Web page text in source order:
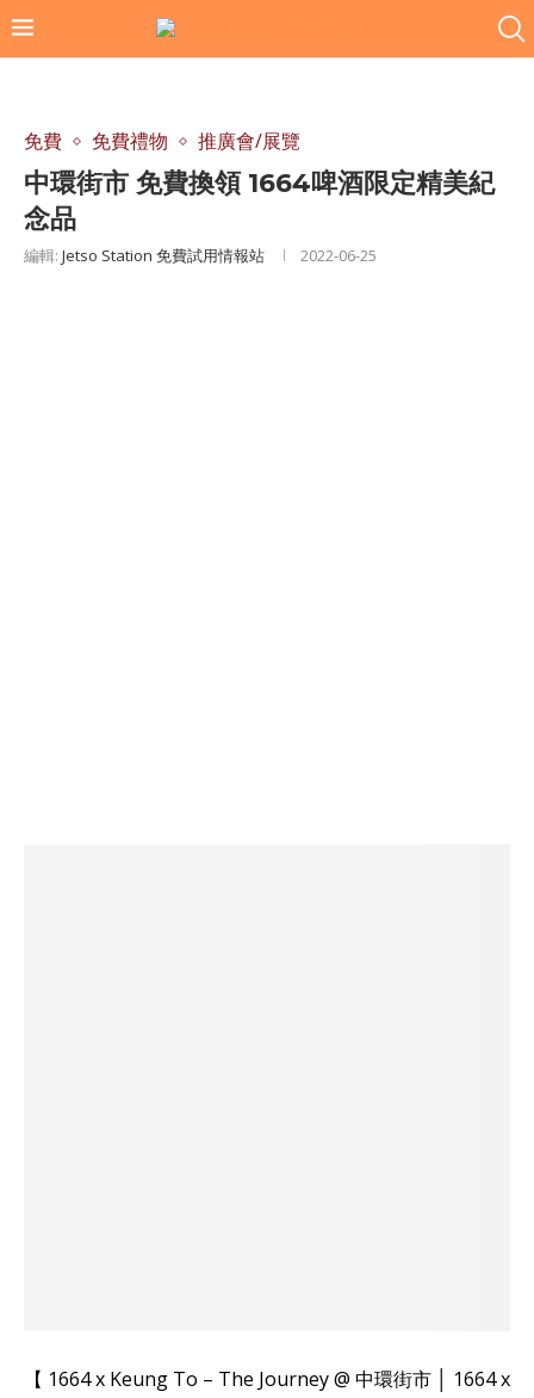
免費 免費禮物 推廣會/展覽
中環街市 免費換領 1664啤酒限定精美紀
念品
編輯: Jetso Station 免費試用情報站 2022-06-25
【 1664 x Keung To – The Journey @ 中環街市 │ 1664 x